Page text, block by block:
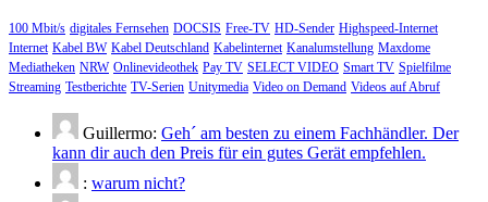
100 Mbit/s digitales Fernsehen DOCSIS Free-TV HD-Sender Highspeed-Internet
Internet Kabel BW Kabel Deutschland Kabelinternet Kanalumstellung Maxdome
Mediatheken NRW Onlinevideothek Pay TV SELECT VIDEO Smart TV Spielfilme
Streaming Testberichte TV-Serien Unitymedia Video on Demand Videos auf Abruf
Guillermo: Geh´ am besten zu einem Fachhändler. Der
kann dir auch den Preis für ein gutes Gerät empfehlen.
: warum nicht?